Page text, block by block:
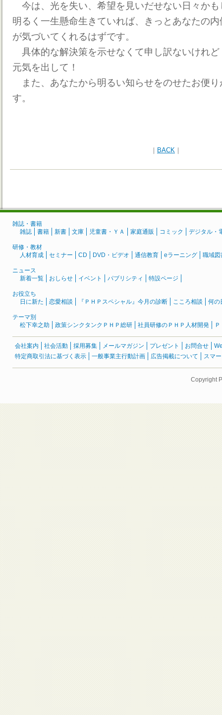
今は、光を失い、希望を見いだせない日々か
明るく一生懸命生きていれば、きっとあなたの
が気づいてくれるはずです。
具体的な解決策を示せなくて申し訳ないけれ
元気を出して！
また、あなたから明るい知らせをのせたお便
す。
｜ BACK ｜
雑誌・書籍
雑誌
書籍 新書 文庫 児童書・ＹＡ 家庭通販 コミック デジタル・
研修・教材
人材育成
セミナー CD DVD・ビデオ 通信教育 eラーニング 職域図
ニュース
新着一覧
おしらせ イベント パブリシティ 特設ページ
お役立ち
日に新た
恋愛相談 『ＰＨＰスペシャル』今月の診断 こころ相談 何の
テーマ別
松下幸之助
政策シンクタンクＰＨＰ総研 社員研修のＰＨＰ人材開発
会社案内 社会活動 採用募集 メールマガジン プレゼント お問合せ
特定商取引法に基づく表示
一般事業主行動計画 広告掲載について スマ
Copyright